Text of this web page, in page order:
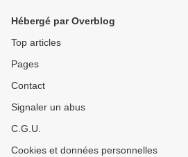
Hébergé par Overblog
Top articles
Pages
Contact
Signaler un abus
C.G.U.
Cookies et données personnelles